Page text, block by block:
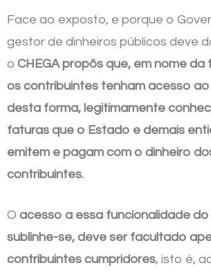
Face ao exposto, e porque o
gestor de dinheiros públicos deve
o CHEGA propôs que, em nome da
os contribuintes tenham acesso
desta forma, legitimamente
faturas que o Estado e demais
emitem e pagam com o dinheiro
contribuintes.
O acesso a essa funcionalidade
sublinhe-se, deve ser facultado
contribuintes cumpridores, isto é,